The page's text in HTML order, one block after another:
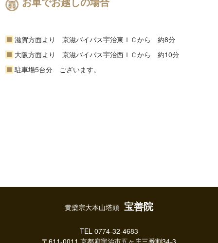
お車でお越しの場合
滋賀方面より 京滋バイパス宇治東ＩＣから 約8分
大阪方面より 京滋バイパス宇治西ＩＣから 約10分
駐車場5台分 ございます。
黄檗宗大本山塔頭 宝善院
TEL 0774-32-4683
〒611-0011 京都府宇治市五ヶ庄三番割34-3